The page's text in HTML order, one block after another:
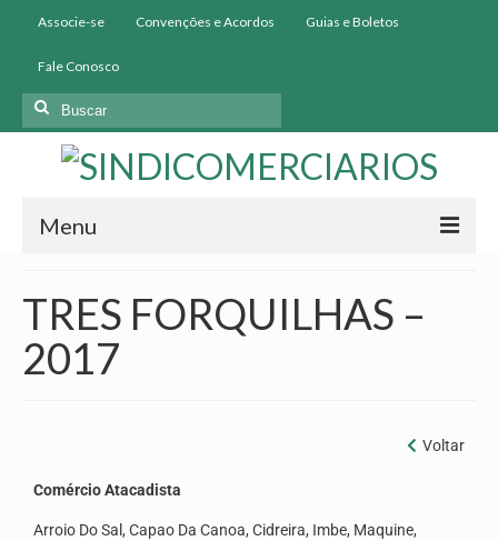
Associe-se Convenções e Acordos Guias e Boletos
Fale Conosco
Menu
Institucional
História
TRES FORQUILHAS –
2017
Voltar
Comércio Atacadista
Arroio Do Sal, Capao Da Canoa, Cidreira, Imbe, Maquine,